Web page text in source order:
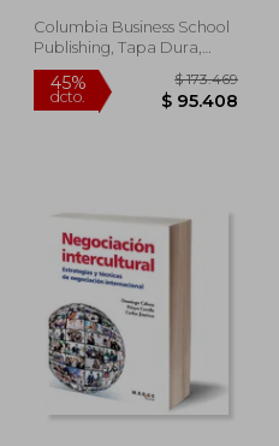
dcto. $
(en Inglés)
Columbia Business School
Publishing, Tapa Dura,
Nuevo